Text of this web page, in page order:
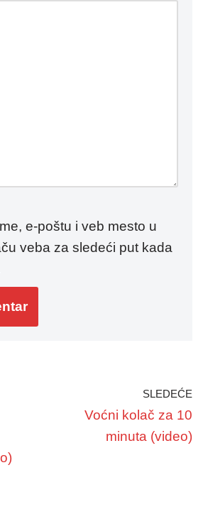
e-poštu i veb mesto u
veba za sledeći put kada
SLEDEĆE
Voćni kolač za 10
minuta (video)